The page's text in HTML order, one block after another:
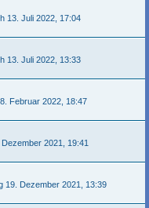
13. Juli 2022, 17:04
13. Juli 2022, 13:33
Februar 2022, 18:47
2021, 19:41
19. Dezember 2021, 13:39